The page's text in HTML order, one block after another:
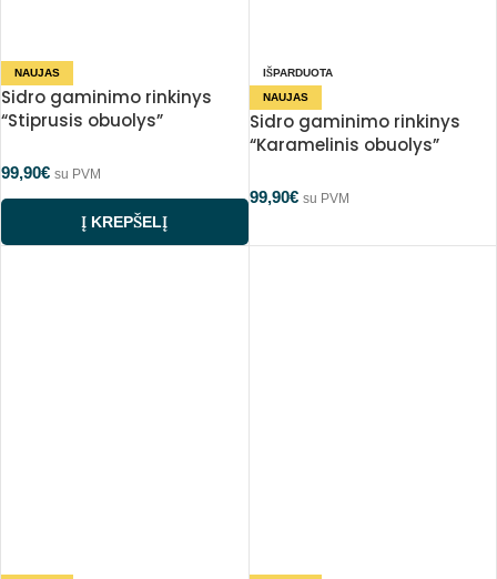
NAUJAS
Sidro gaminimo rinkinys
“Stiprusis obuolys”
99,90€ su PVM
Į KREPŠELĮ
IŠPARDUOTA
NAUJAS
Sidro gaminimo rinkinys
“Karamelinis obuolys”
99,90€ su PVM